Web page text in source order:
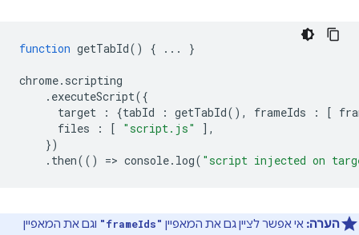
function getTabId() { ... }
chrome. scripting
. executeScript({
target
: {tabId : getTabId(), frameIds : [
files
: [ "script.js"
],
})
. then(() => console. log( "script injected on
הערה: אי אפשר לציין גם את המאפיין "frameIds" וגם את המאפיין